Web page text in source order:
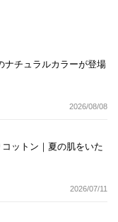
ナチュラルカラーが登場
2026/08/08
ットン｜夏の肌をいた
2026/07/11